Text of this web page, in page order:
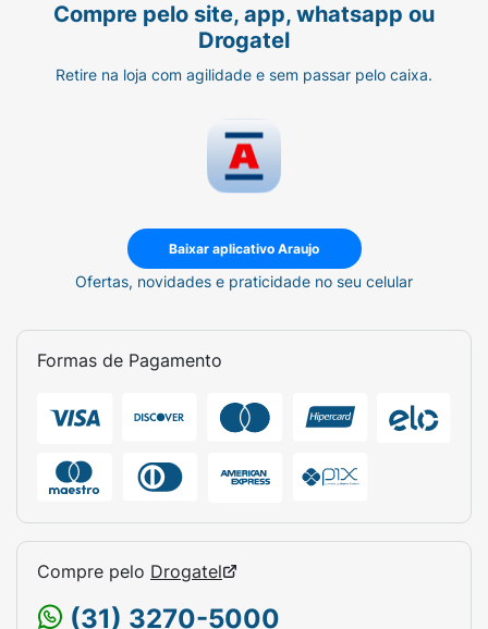
Compre pelo site, app, whatsapp ou
Drogatel
Retire na loja com agilidade e sem passar pelo caixa.
Baixar aplicativo Araujo
Ofertas, novidades e praticidade no seu celular
Formas de Pagamento
Compre pelo Drogatel
(31) 3270-5000